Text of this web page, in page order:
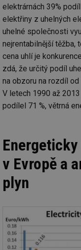
elektrárnách 39%
elektřiny z uhelných
uhelné společnosti
nejrentabilnější těžba,
cena uhlí je
zdá, že určitý podíl
na obzoru na rozdíl
V letech 1990 až
podílel 71 %, větrná
v Evropě a
plyn